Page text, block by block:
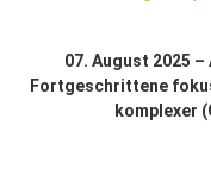
07. August 2025
Fortgeschrittene
komplexer